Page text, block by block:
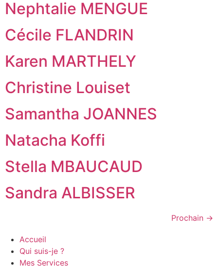
Nephtalie MENGUE
Cécile FLANDRIN
Karen MARTHELY
Christine Louiset
Samantha JOANNES
Natacha Koffi
Stella MBAUCAUD
Sandra ALBISSER
Prochain →
Accueil
Qui suis-je ?
Mes Services